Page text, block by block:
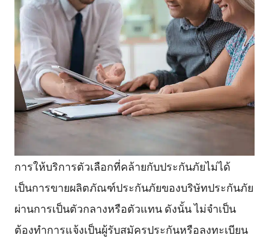
การให้บริการตัวเลือกที่คล้ายกับประกันภัยไม่ได้
เป็นการขายผลิตภัณฑ์ประกันภัยของบริษัทประกันภัย
ผ่านการเป็นตัวกลางหรือตัวแทน ดังนั้น ไม่จำเป็น
ต้องทำการแจ้งเป็นผู้รับสมัครประกันหรือลงทะเบียน